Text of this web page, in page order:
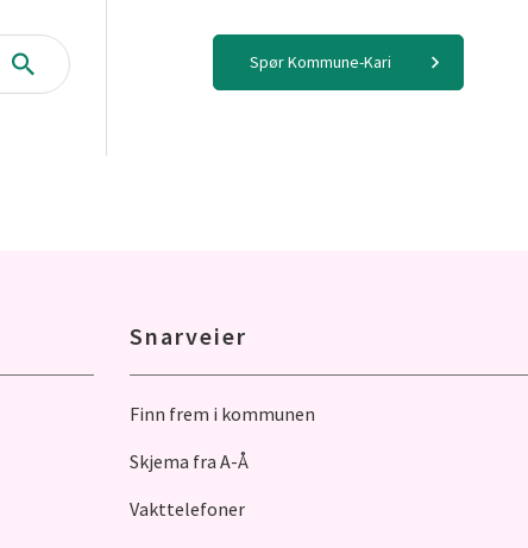
Søk
Spør Kommune-Kari
Snarveier
Finn frem i kommunen
Skjema fra A-Å
Vakttelefoner